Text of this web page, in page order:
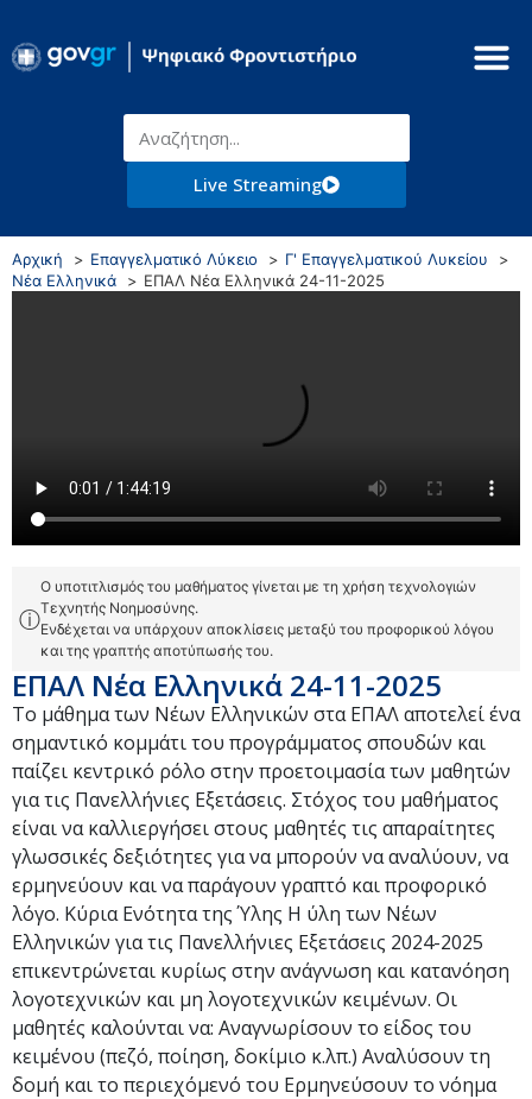
Live Streaming
Αρχική Επαγγελματικό Λύκειο
Γ' Επαγγελματικού Λυκείου
Νέα Ελληνικά
ΕΠΑΛ Νέα Ελληνικά 24-11-2025
ⓘ
Ο υποτιτλισμός του μαθήματος γίνεται με τη χρήση τεχνολογιών
Τεχνητής Νοημοσύνης.
Ενδέχεται να υπάρχουν αποκλίσεις μεταξύ του προφορικού λόγου
και της γραπτής αποτύπωσής του.
ΕΠΑΛ Νέα Ελληνικά 24-11-2025
Το μάθημα των Νέων Ελληνικών στα ΕΠΑΛ αποτελεί ένα
σημαντικό κομμάτι του προγράμματος σπουδών και
παίζει κεντρικό ρόλο στην προετοιμασία των μαθητών
για τις Πανελλήνιες Εξετάσεις. Στόχος του μαθήματος
είναι να καλλιεργήσει στους μαθητές τις απαραίτητες
γλωσσικές δεξιότητες για να μπορούν να αναλύουν, να
ερμηνεύουν και να παράγουν γραπτό και προφορικό
λόγο. Κύρια Ενότητα της Ύλης Η ύλη των Νέων
Ελληνικών για τις Πανελλήνιες Εξετάσεις 2024-2025
επικεντρώνεται κυρίως στην ανάγνωση και κατανόηση
λογοτεχνικών και μη λογοτεχνικών κειμένων. Οι
μαθητές καλούνται να: Αναγνωρίσουν το είδος του
κειμένου (πεζό, ποίηση, δοκίμιο κ.λπ.) Αναλύσουν τη
δομή και το περιεχόμενό του Ερμηνεύσουν το νόημα